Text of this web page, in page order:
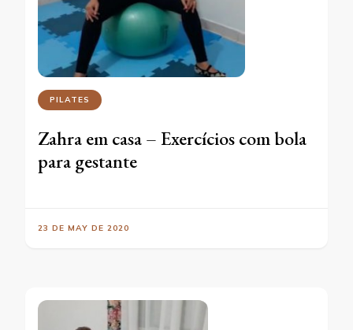
PILATES
Zahra em casa – Exercícios com bola
para gestante
23 DE MAY DE 2020